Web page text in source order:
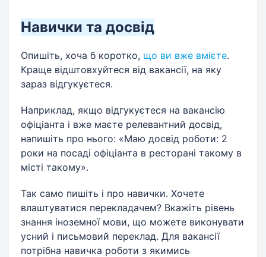
Навички та досвід
Опишіть, хоча б коротко, що ви вже вмієте.
Краще відштовхуйтеся від вакансії, на яку
зараз відгукуєтеся.
Наприклад, якщо відгукуєтеся на вакансію
офіціанта і вже маєте релевантний досвід,
напишіть про нього: «Маю досвід роботи: 2
роки на посаді офіціанта в ресторані такому в
місті такому».
Так само пишіть і про навички. Хочете
влаштуватися перекладачем? Вкажіть рівень
знання іноземної мови, що можете виконувати
усний і письмовий переклад. Для вакансії
потрібна навичка роботи з якимись